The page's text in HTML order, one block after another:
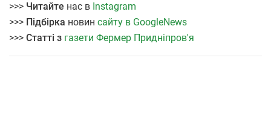
>>> Читайте нас в Instagram
>>> Підбірка новин сайту в GoogleNews
>>> Статті з газети Фермер Придніпров'я